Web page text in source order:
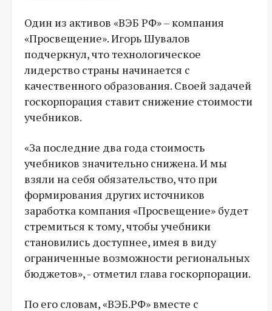
Один из активов «ВЭБ РФ» – компания
«Просвещение». Игорь Шувалов
подчеркнул, что технологическое
лидерство страны начинается с
качественного образования. Своей задачей
госкорпорация ставит снижение стоимости
учебников.
«За последние два года стоимость
учебников значительно снижена. И мы
взяли на себя обязательство, что при
формирования других источников
заработка компания «Просвещение» будет
стремиться к тому, чтобы учебники
становились доступнее, имея в виду
ограниченные возможности региональных
бюджетов», - отметил глава госкорпорации.
По его словам, «ВЭБ.РФ» вместе с